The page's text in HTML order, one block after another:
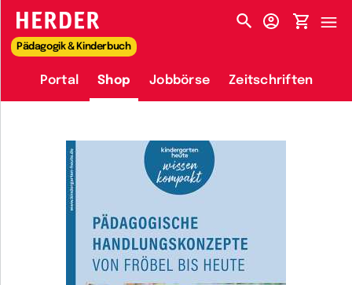
HERDER-MENÜ
Pädagogik & Kinderbuch
Portal Shop Jobbörse Zeitschriften